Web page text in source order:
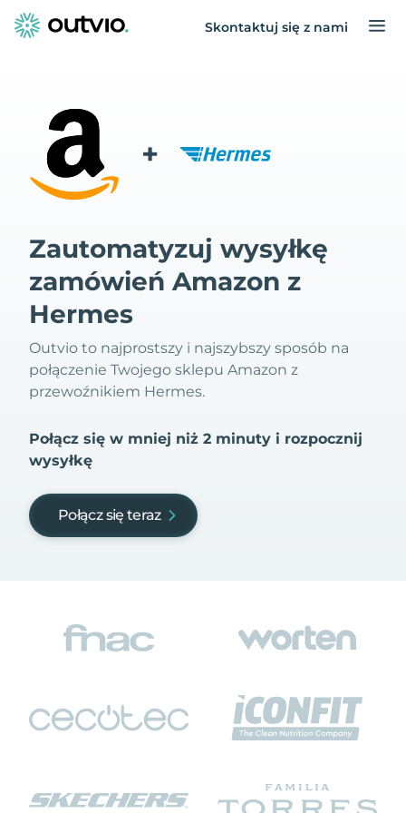
Skontaktuj się z nami
+
Zautomatyzuj wysyłkę
zamówień Amazon z
Hermes
Outvio to najprostszy i najszybszy sposób na
połączenie Twojego sklepu Amazon z
przewoźnikiem Hermes.
Połącz się w mniej niż 2 minuty i rozpocznij
wysyłkę
Połącz się teraz